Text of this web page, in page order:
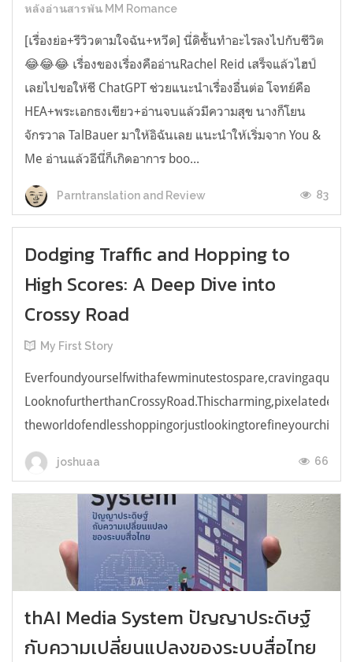
หลังอ่านสารพัน MM Romance
[เรื่องย่อ+รีวิวตามใจฉัน+หวีด] นี่ดิชั้นทำอะไรลงไปกับชีวิต
😂😂😂 เรื่องของเรื่องคืออ่านRachel Reid เสร็จแล้วไฮป์
เลยไปขอให้ชี ChatGPT ช่วยแนะนำเรื่องอื่นต่อ โจทย์คือ
HEA+พระเอกธงเขียว+อ่านจบแล้วมีความสุข นางก็โยน
จักรวาล TalBauer มาให้อิฉันเลย แนะนำให้เริ่มจาก You &
Me อ่านแล้วอีนี่ก็เกิดอาการ boo...
Parntranslation and Review 83
Dodging Traffic and Hopping to
High Scores: A Deep Dive into
Crossy Road
My First Story
joshuaa 66
thAI Media System ปัญญาประดิษฐ์
กับความเปลี่ยนแปลงของระบบสื่อไทย